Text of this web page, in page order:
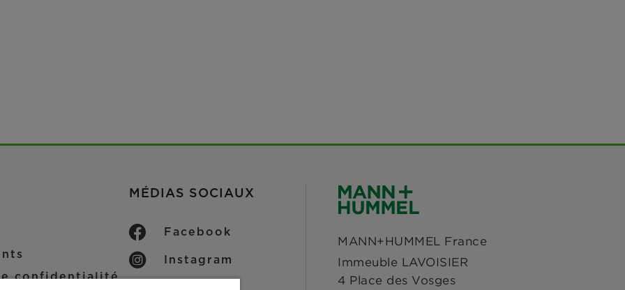
confidentialité
MÉDIAS SOCIAUX
Facebook
Instagram
MANN+HUMMEL France
Immeuble LAVOISIER
4 Place des Vosges